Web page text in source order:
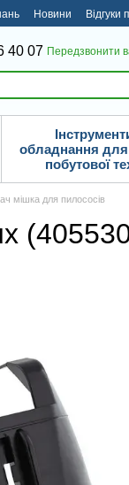
Новини Відгуки
40 07 Передзвонити
обладнання
побутової
мішка для пилососів